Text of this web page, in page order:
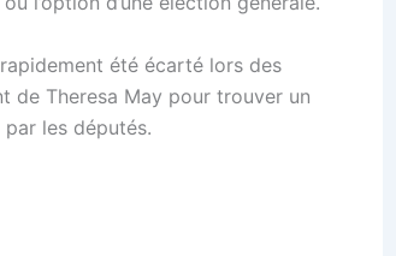
été écarté lors des
de Theresa May pour trouver un
les députés.